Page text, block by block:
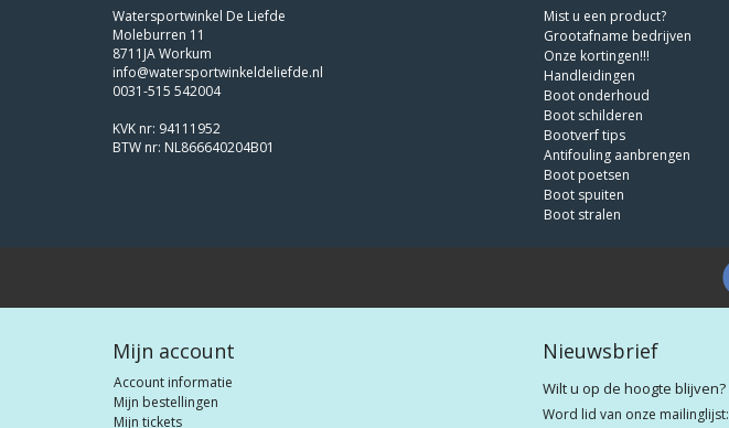
Watersportwinkel De Liefde
Moleburren 11
8711JA Workum
info@watersportwinkeldeliefde.nl
0031-515 542004
KVK nr: 94111952
BTW nr: NL866640204B01
Mist u een product?
Grootafname bedrijven
Onze kortingen!!!
Handleidingen
Boot onderhoud
Boot schilderen
Bootverf tips
Antifouling aanbrengen
Boot poetsen
Boot spuiten
Boot stralen
Mijn account
Account informatie
Mijn bestellingen
Mijn tickets
Nieuwsbrief
Wilt u op de hoogte blijven?
Word lid van onze mailinglijst: